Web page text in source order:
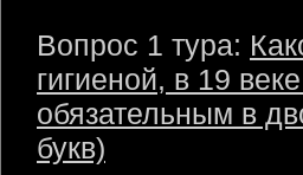
Вопрос 1 тура:
гигиеной, в 19
обязательным в
букв)